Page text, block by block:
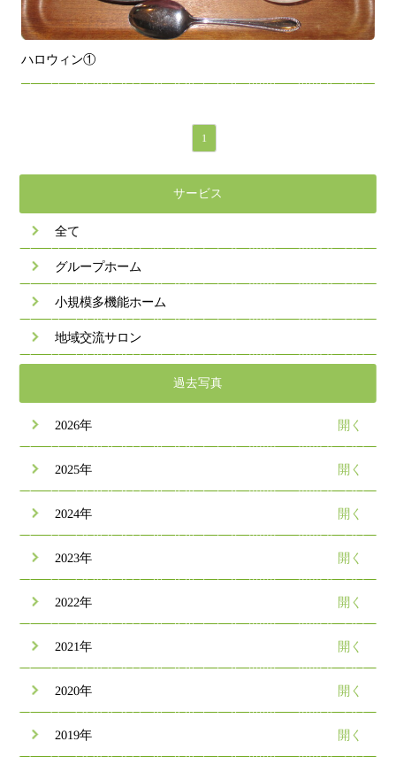
サービス
全て
グループホーム
小規模多機能ホーム
地域交流サロン
過去写真
2026年
2025年
2024年
2023年
2022年
2021年
2020年
2019年
ハロウィン①
1